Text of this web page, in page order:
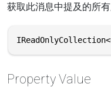
获取此消息中提及的所有
Property Value